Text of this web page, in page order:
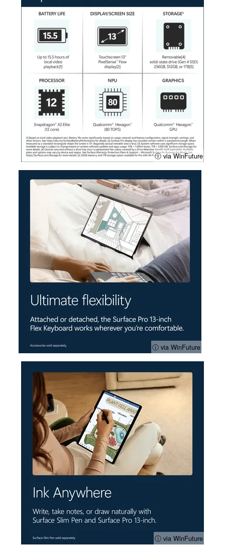
ⓘ via WinFuture
ⓘ via WinFuture
ⓘ via WinFuture